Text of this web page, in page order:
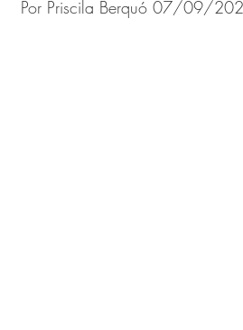
Por Priscila Berquó 07/09/